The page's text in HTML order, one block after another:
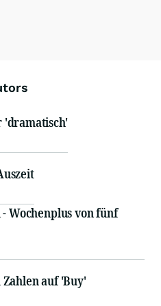
'dramatisch'
Wochenplus von fünf
Zahlen auf 'Buy'